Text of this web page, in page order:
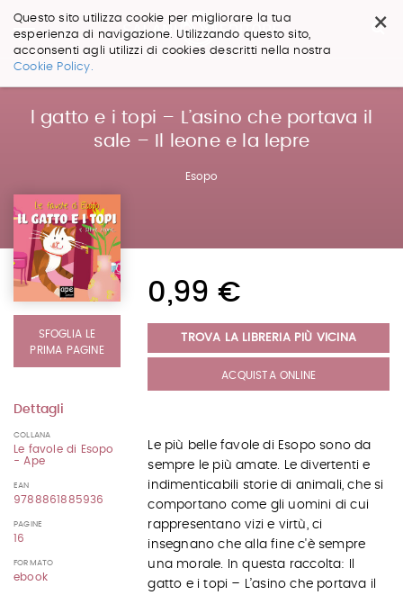
×
Questo sito utilizza cookie per migliorare la tua
esperienza di navigazione. Utilizzando questo sito,
acconsenti agli utilizzi di cookies descritti nella nostra
Cookie Policy.
Salta
Salta l gatto e i topi – L’asino che portava il
sale – Il leone e la lepre
Esopo
SFOGLIA LE
PRIMA PAGINE
Dettagli
COLLANA
Le favole di Esopo
- Ape
EAN
9788861885936
PAGINE
16
FORMATO
ebook
0,99 €
TROVA LA LIBRERIA PIÙ VICINA
ACQUISTA ONLINE
Le più belle favole di Esopo sono da
sempre le più amate. Le divertenti e
indimenticabili storie di animali, che si
comportano come gli uomini di cui
rappresentano vizi e virtù, ci
insegnano che alla fine c'è sempre
una morale. In questa raccolta: Il
gatto e i topi – L’asino che portava il